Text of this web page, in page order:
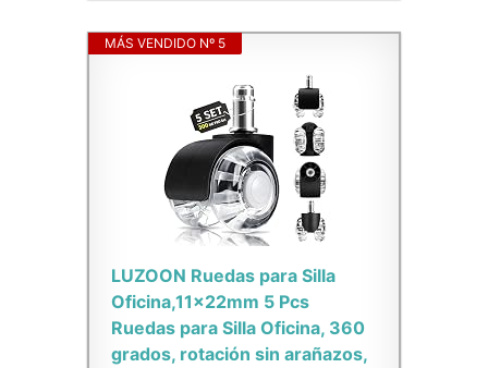
MÁS VENDIDO Nº 5
LUZOON Ruedas para Silla
Oficina,11x22mm 5 Pcs
Ruedas para Silla Oficina, 360
grados, rotación sin arañazos,